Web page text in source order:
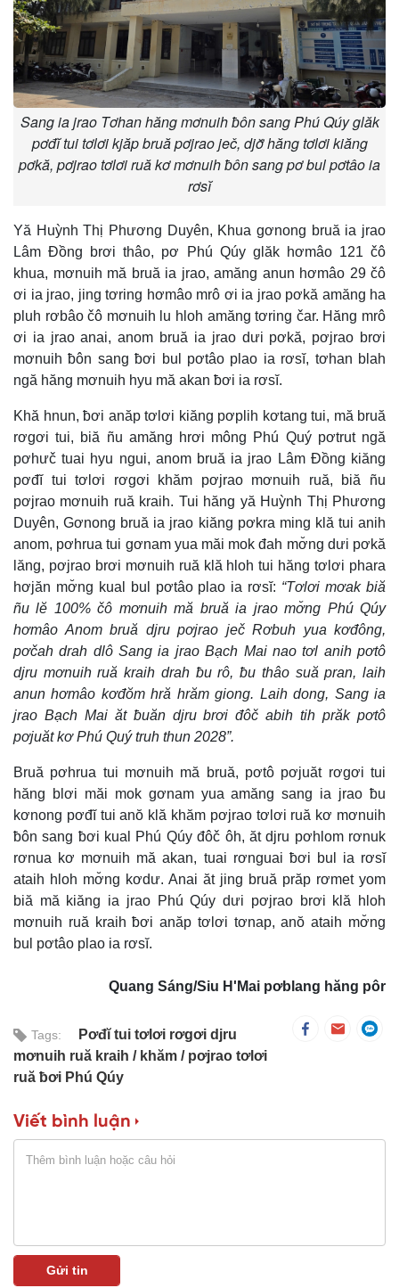
Sang ia jrao Tơhan hăng mơnuih ƀôn sang Phú Qúy glăk
pơđĭ tui tơlơi kjăp bruă pơjrao ječ, djơ̆ hăng tơlơi kiăng
pơkă, pơjrao tơlơi ruă kơ mơnuih ƀôn sang pơ bul pơtâo ia
rơsĭ
Yă Huỳnh Thị Phương Duyên, Khua gơnong bruă ia jrao
Lâm Đồng brơi thâo, pơ Phú Qúy glăk hơmâo 121 čô
khua, mơnuih mă bruă ia jrao, amăng anun hơmâo 29 čô
ơi ia jrao, jing tơring hơmâo mrô ơi ia jrao pơkă amăng ha
pluh rơbâo čô mơnuih lu hloh amăng tơring čar. Hăng mrô
ơi ia jrao anai, anom bruă ia jrao dưi pơkă, pơjrao brơi
mơnuih ƀôn sang ƀơi bul pơtâo plao ia rơsĭ, tơhan blah
ngă hăng mơnuih hyu mă akan ƀơi ia rơsĭ.
Khă hnun, ƀơi anăp tơlơi kiăng pơplih kơtang tui, mă bruă
rơgơi tui, biă ñu amăng hrơi mông Phú Quý pơtrut ngă
pơhưč tuai hyu ngui, anom bruă ia jrao Lâm Đồng kiăng
pơđĭ tui tơlơi rơgơi khăm pơjrao mơnuih ruă, biă ñu
pơjrao mơnuih ruă kraih. Tui hăng yă Huỳnh Thị Phương
Duyên, Gơnong bruă ia jrao kiăng pơkra ming klă tui anih
anom, pơhrua tui gơnam yua măi mok đah mơ̆ng dưi pơkă
lăng, pơjrao brơi mơnuih ruă klă hloh tui hăng tơlơi phara
hơjăn mơ̆ng kual bul pơtâo plao ia rơsĭ: “Tơlơi mơak biă
ñu lĕ 100% čô mơnuih mă bruă ia jrao mơ̆ng Phú Qúy
hơmâo Anom bruă djru pơjrao ječ Rơbuh yua kơđông,
pơčah drah dlô Sang ia jrao Bạch Mai nao tơl anih pơtô
djru mơnuih ruă kraih drah ƀu rô, ƀu thâo suă pran, laih
anun hơmâo kơđŏm hră hrăm giong. Laih dong, Sang ia
jrao Bạch Mai ăt ƀuăn djru brơi đôč abih tih prăk pơtô
pơjuăt kơ Phú Quý truh thun 2028”.
Bruă pơhrua tui mơnuih mă bruă, pơtô pơjuăt rơgơi tui
hăng blơi măi mok gơnam yua amăng sang ia jrao ƀu
kơnong pơđĭ tui anŏ klă khăm pơjrao tơlơi ruă kơ mơnuih
ƀôn sang ƀơi kual Phú Qúy đôč ôh, ăt djru pơhlom rơnuk
rơnua kơ mơnuih mă akan, tuai rơnguai ƀơi bul ia rơsĭ
ataih hloh mơ̆ng kơdư. Anai ăt jing bruă prăp rơmet yom
biă mă kiăng ia jrao Phú Qúy dưi pơjrao brơi klă hloh
mơnuih ruă kraih ƀơi anăp tơlơi tơnap, anŏ ataih mơ̆ng
bul pơtâo plao ia rơsĭ.
Quang Sáng/Siu H'Mai pơblang hăng pôr
Tags:
Pơđĭ tui tơlơi rơgơi djru
mơnuih ruă kraih
khăm
pơjrao tơlơi
ruă ƀơi Phú Qúy
Viết bình luận